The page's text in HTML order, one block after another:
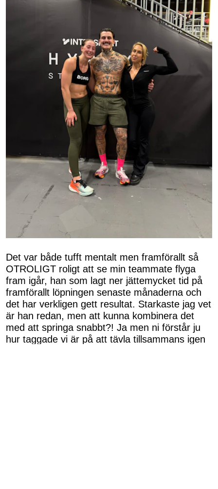
Det var både tufft mentalt men framförallt så
OTROLIGT roligt att se min teammate flyga
fram igår, han som lagt ner jättemycket tid på
framförallt löpningen senaste månaderna och
det har verkligen gett resultat. Starkaste jag vet
är han redan, men att kunna kombinera det
med att springa snabbt?! Ja men ni förstår ju
hur taggade vi är på att tävla tillsammans igen